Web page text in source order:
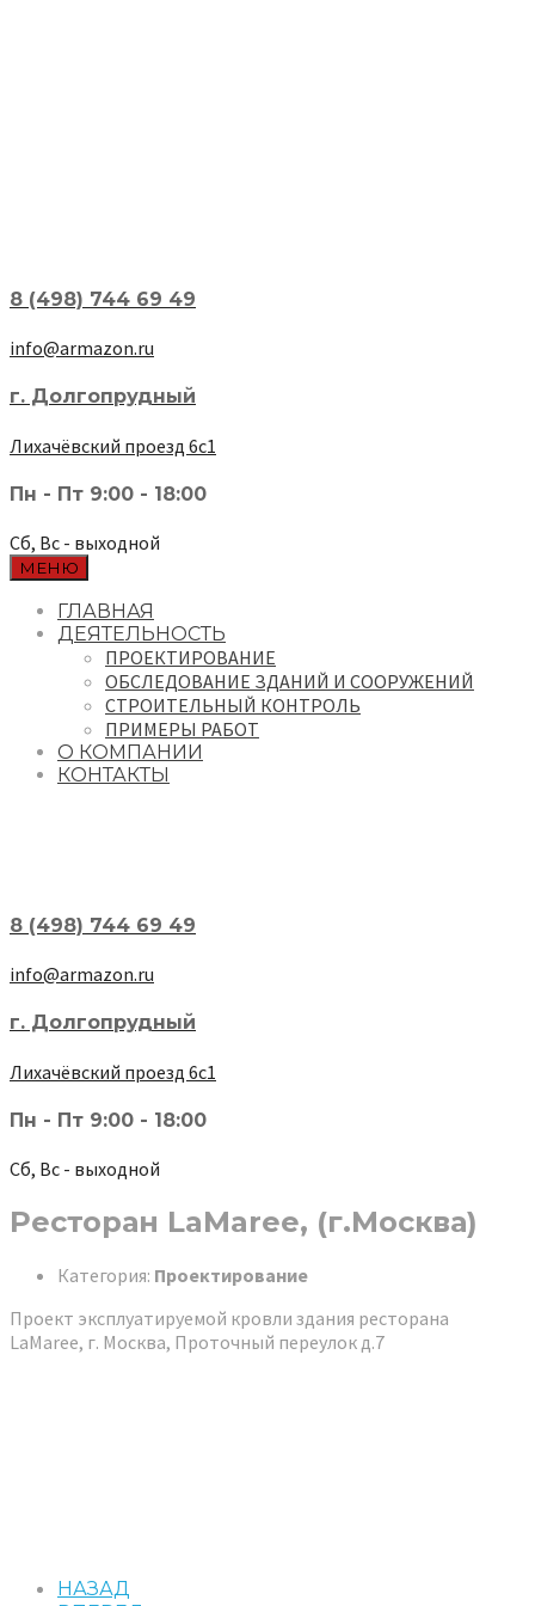
8 (498) 744 69 49
info@armazon.ru
г. Долгопрудный
Лихачёвский проезд 6с1
Пн - Пт 9:00 - 18:00
Сб, Вс - выходной
МЕНЮ
ГЛАВНАЯ
ДЕЯТЕЛЬНОСТЬ
ПРОЕКТИРОВАНИЕ
ОБСЛЕДОВАНИЕ ЗДАНИЙ И СООРУЖЕНИЙ
СТРОИТЕЛЬНЫЙ КОНТРОЛЬ
ПРИМЕРЫ РАБОТ
О КОМПАНИИ
КОНТАКТЫ
8 (498) 744 69 49
info@armazon.ru
г. Долгопрудный
Лихачёвский проезд 6с1
Пн - Пт 9:00 - 18:00
Сб, Вс - выходной
Ресторан LaMaree, (г.Москва)
Категория: Проектирование
Проект эксплуатируемой кровли здания ресторана
LaMaree, г. Москва, Проточный переулок д.7
НАЗАД